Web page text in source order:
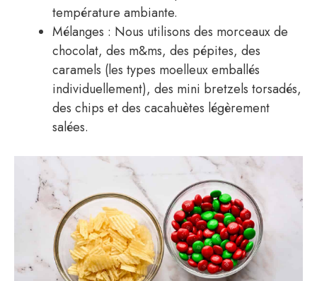
température ambiante.
Mélanges : Nous utilisons des morceaux de
chocolat, des m&ms, des pépites, des
caramels (les types moelleux emballés
individuellement), des mini bretzels torsadés,
des chips et des cacahuètes légèrement
salées.